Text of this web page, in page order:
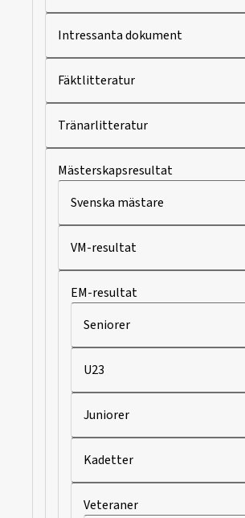
Intressanta dokument
Fäktlitteratur
Tränarlitteratur
Mästerskapsresultat
Svenska mästare
VM-resultat
EM-resultat
Seniorer
U23
Juniorer
Kadetter
Veteraner